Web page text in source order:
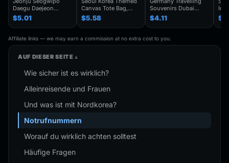
Daegu Daejeon
Chuncheon Andong
South Korea Fridge
Magnet Travel
Souvenir Gift
Handmade Decorative
$5.01
Canvas Tote Bag,
Seoul Souvenir Gift,
Seoul City Shoulder
Bag For
Traveler,Trendy
Folding Shoulder Bag
$5.58
Souvenirs Dubai
Kuwait Fridge
Stickers Japan
Shanghai Korea
Finland Mauritius
Fridge Magnets
$4.11
Affiliate links — we may earn a commission at no extra cost to you.
AUF DIESER SEITE
Wie sicher ist es wirklich?
Alleinreisende und Frauen
Und was ist mit Nordkorea?
Notrufnummern
Worauf du wirklich achten solltest
Häufige Fragen